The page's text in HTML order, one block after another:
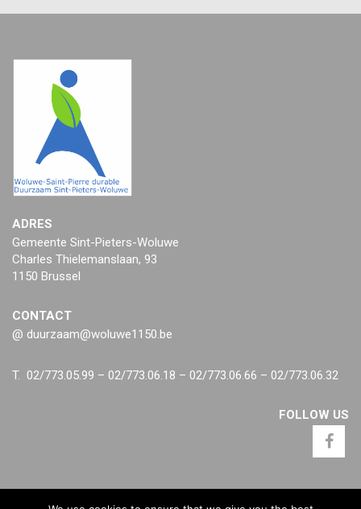
ADRES
Gemeente Sint-Pieters-Woluwe
Charles Thielemanslaan, 93
1150 Brussel
CONTACT
@ duurzaam@woluwe1150.be
T. 02/773.05.99 – 02/773.06.18 – 02/773.06.66 – 02/773.06.32
FOLLOW US